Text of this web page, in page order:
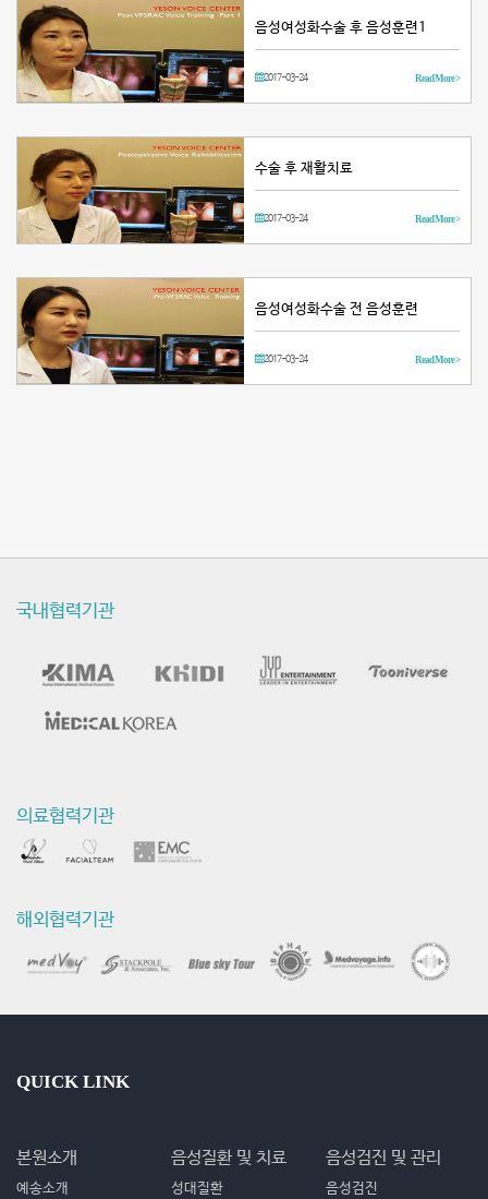
음성여성화수술 후 음성훈련1
2017-03-24 Read More >
수술 후 재활치료
2017-03-24 Read More >
음성여성화수술 전 음성훈련
2017-03-24 Read More >
국내협력기관
의료협력기관
해외협력기관
QUICK LINK
본원소개
예송소개
음성질환 및 치료
성대질환
음성검진 및 관리
음성검진